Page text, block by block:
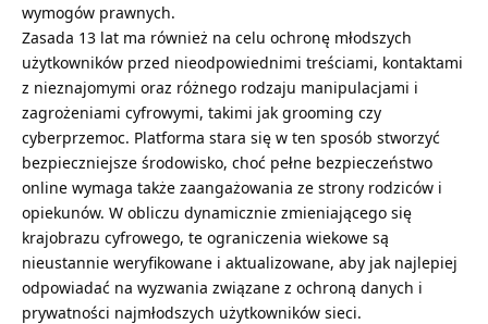
wymogów prawnych.
Zasada 13 lat ma również na celu ochronę młodszych
użytkowników przed nieodpowiednimi treściami, kontaktami
z nieznajomymi oraz różnego rodzaju manipulacjami i
zagrożeniami cyfrowymi, takimi jak grooming czy
cyberprzemoc. Platforma stara się w ten sposób stworzyć
bezpieczniejsze środowisko, choć pełne bezpieczeństwo
online wymaga także zaangażowania ze strony rodziców i
opiekunów. W obliczu dynamicznie zmieniającego się
krajobrazu cyfrowego, te ograniczenia wiekowe są
nieustannie weryfikowane i aktualizowane, aby jak najlepiej
odpowiadać na wyzwania związane z ochroną danych i
prywatności najmłodszych użytkowników sieci.